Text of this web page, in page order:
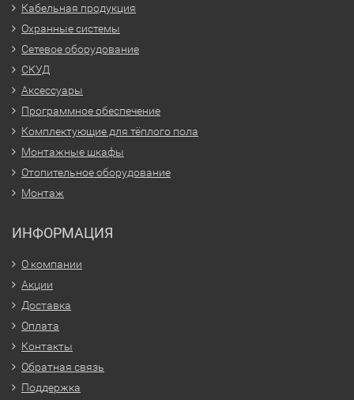
Кабельная продукция
Охранные системы
Сетевое оборудование
СКУД
Аксессуары
Программное обеспечение
Комплектующие для тёплого пола
Монтажные шкафы
Отопительное оборудование
Монтаж
ИНФОРМАЦИЯ
О компании
Акции
Доставка
Оплата
Контакты
Обратная связь
Поддержка